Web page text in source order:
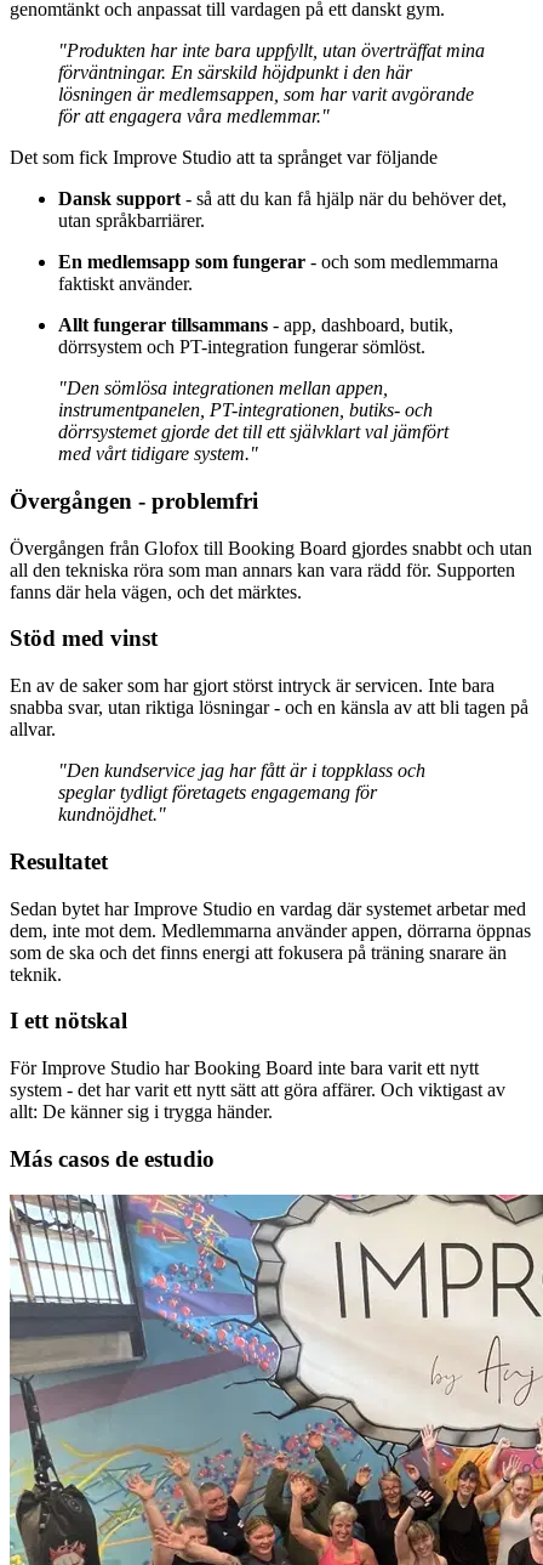
genomtänkt och anpassat till vardagen på ett danskt gym.
"Produkten har inte bara uppfyllt, utan överträffat mina
förväntningar. En särskild höjdpunkt i den här
lösningen är medlemsappen, som har varit avgörande
för att engagera våra medlemmar."
Det som fick Improve Studio att ta språnget var följande
Dansk support - så att du kan få hjälp när du behöver det,
utan språkbarriärer.
En medlemsapp som fungerar - och som medlemmarna
faktiskt använder.
Allt fungerar tillsammans - app, dashboard, butik,
dörrsystem och PT-integration fungerar sömlöst.
"Den sömlösa integrationen mellan appen,
instrumentpanelen, PT-integrationen, butiks- och
dörrsystemet gjorde det till ett självklart val jämfört
med vårt tidigare system."
Övergången - problemfri
Övergången från Glofox till Booking Board gjordes snabbt och utan
all den tekniska röra som man annars kan vara rädd för. Supporten
fanns där hela vägen, och det märktes.
Stöd med vinst
En av de saker som har gjort störst intryck är servicen. Inte bara
snabba svar, utan riktiga lösningar - och en känsla av att bli tagen på
allvar.
"Den kundservice jag har fått är i toppklass och
speglar tydligt företagets engagemang för
kundnöjdhet."
Resultatet
Sedan bytet har Improve Studio en vardag där systemet arbetar med
dem, inte mot dem. Medlemmarna använder appen, dörrarna öppnas
som de ska och det finns energi att fokusera på träning snarare än
teknik.
I ett nötskal
För Improve Studio har Booking Board inte bara varit ett nytt
system - det har varit ett nytt sätt att göra affärer. Och viktigast av
allt: De känner sig i trygga händer.
Más casos de estudio